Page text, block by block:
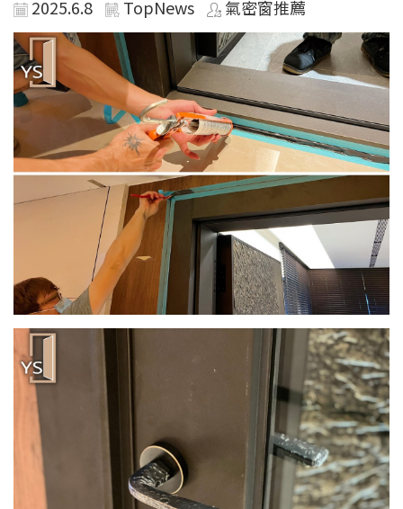
2025.6.8 TopNews 氣密窗推薦